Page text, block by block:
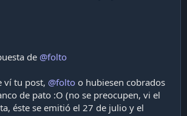
de @folto
ví tu post, @folto o hubiesen cobrados
de pato :O (no se preocupen, vi el
éste se emitió el 27 de julio y el